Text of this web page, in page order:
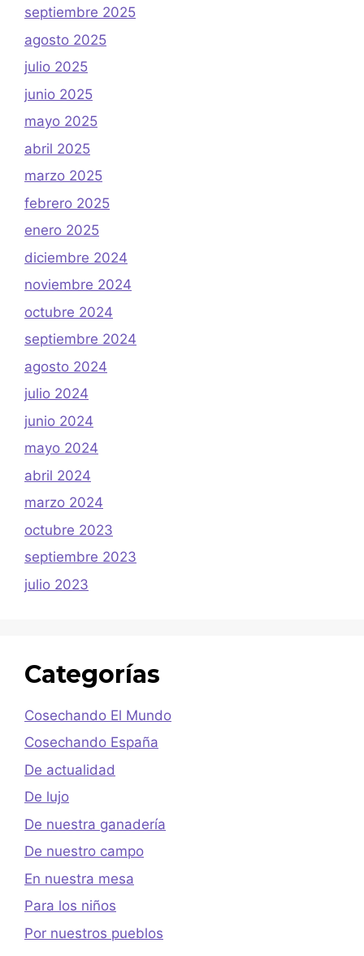
septiembre 2025
agosto 2025
julio 2025
junio 2025
mayo 2025
abril 2025
marzo 2025
febrero 2025
enero 2025
diciembre 2024
noviembre 2024
octubre 2024
septiembre 2024
agosto 2024
julio 2024
junio 2024
mayo 2024
abril 2024
marzo 2024
octubre 2023
septiembre 2023
julio 2023
Categorías
Cosechando El Mundo
Cosechando España
De actualidad
De lujo
De nuestra ganadería
De nuestro campo
En nuestra mesa
Para los niños
Por nuestros pueblos